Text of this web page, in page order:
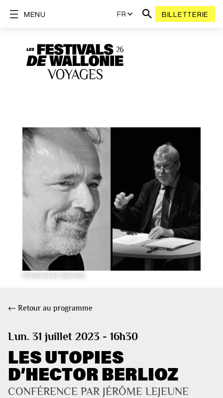
FR BILLETTERIE
MENU
©Festival de Stavelot
← Retour au programme
Lun. 31 juillet 2023 - 16h30
LES UTOPIES
D’HECTOR BERLIOZ
CONFÉRENCE PAR JÉRÔME LEJEUNE